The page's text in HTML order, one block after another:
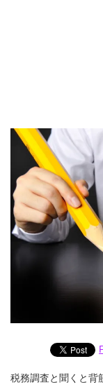
税務調査と聞くと背